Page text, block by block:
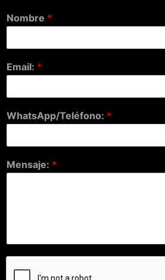
Nombre *
Email: *
WhatsApp/Teléfono: *
Mensaje: *